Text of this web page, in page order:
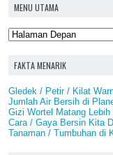
MENU UTAMA
FAKTA MENARIK
Gledek / Petir / Kilat
Jumlah Air Bersih di
Gizi Wortel Matang
Cara / Gaya Bersin Kita
Tanaman / Tumbuhan di